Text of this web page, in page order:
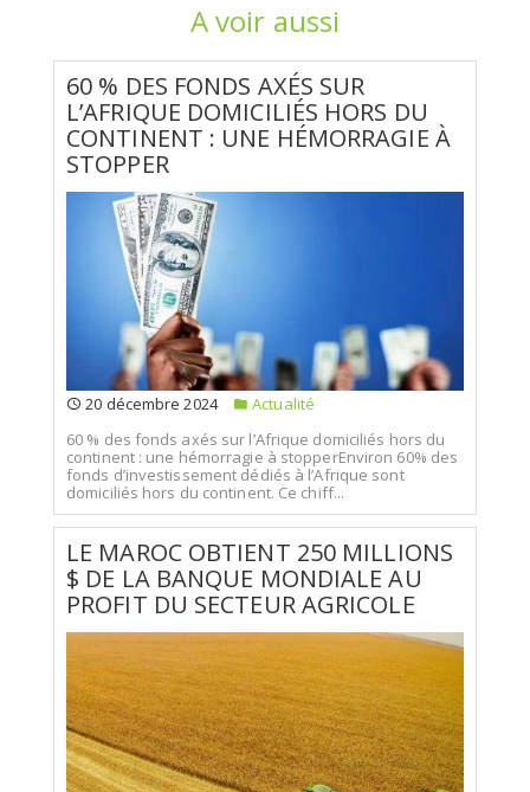
A voir aussi
60 % DES FONDS AXÉS SUR
L’AFRIQUE DOMICILIÉS HORS DU
CONTINENT : UNE HÉMORRAGIE À
STOPPER
20 décembre 2024
Actualité
60 % des fonds axés sur l’Afrique domiciliés hors du
continent : une hémorragie à stopperEnviron 60% des
fonds d’investissement dédiés à l’Afrique sont
domiciliés hors du continent. Ce chiff...
LE MAROC OBTIENT 250 MILLIONS
$ DE LA BANQUE MONDIALE AU
PROFIT DU SECTEUR AGRICOLE